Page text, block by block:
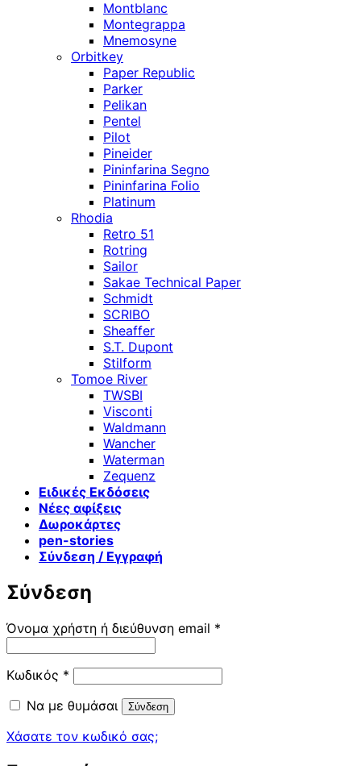
Montblanc
Montegrappa
Mnemosyne
Orbitkey
Paper Republic
Parker
Pelikan
Pentel
Pilot
Pineider
Pininfarina Segno
Pininfarina Folio
Platinum
Rhodia
Retro 51
Rotring
Sailor
Sakae Technical Paper
Schmidt
SCRIBO
Sheaffer
S.T. Dupont
Stilform
Tomoe River
TWSBI
Visconti
Waldmann
Wancher
Waterman
Zequenz
Ειδικές Εκδόσεις
Νέες αφίξεις
Δωροκάρτες
pen-stories
Σύνδεση / Εγγραφή
Σύνδεση
Όνομα χρήστη ή διεύθυνση email *
Κωδικός * Απαιτείται
Να με θυμάσαι
Σύνδεση
Χάσατε τον κωδικό σας;